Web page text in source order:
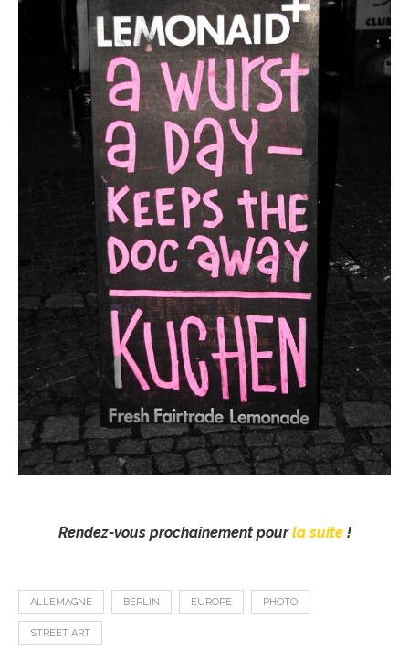
Rendez-vous prochainement pourla suite!
ALLEMAGNE BERLIN EUROPE PHOTO
STREET ART